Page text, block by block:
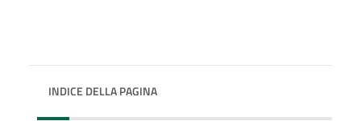
INDICE DELLA PAGINA